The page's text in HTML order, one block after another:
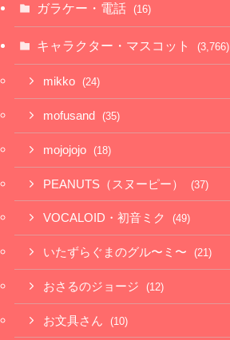
ガラケー・電話 (16)
キャラクター・マスコット (3,766)
mikko (24)
mofusand (35)
mojojojo (18)
PEANUTS（スヌーピー） (37)
VOCALOID・初音ミク (49)
いたずらぐまのグル〜ミ〜 (21)
おさるのジョージ (12)
お文具さん (10)